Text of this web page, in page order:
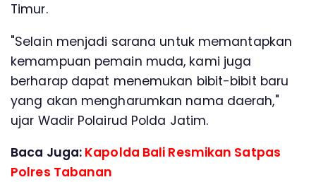
Timur.
"Selain menjadi sarana untuk memantapkan
kemampuan pemain muda, kami juga
berharap dapat menemukan bibit-bibit baru
yang akan mengharumkan nama daerah,"
ujar Wadir Polairud Polda Jatim.
Baca Juga: Kapolda Bali Resmikan Satpas
Polres Tabanan